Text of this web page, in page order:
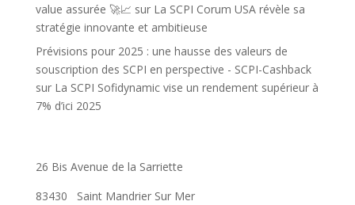
value assurée 🚀📈 sur La SCPI Corum USA révèle sa
stratégie innovante et ambitieuse
Prévisions pour 2025 : une hausse des valeurs de
souscription des SCPI en perspective - SCPI-Cashback
sur La SCPI Sofidynamic vise un rendement supérieur à
7% d’ici 2025
26 Bis Avenue de la Sarriette
83430
Saint Mandrier Sur Mer